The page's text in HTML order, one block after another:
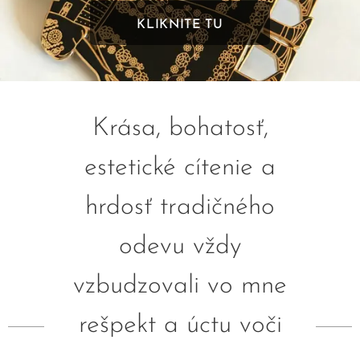
KLIKNITE TU
Krása, bohatosť,
estetické cítenie a
hrdosť tradičného
odevu vždy
vzbudzovali vo mne
rešpekt a úctu voči